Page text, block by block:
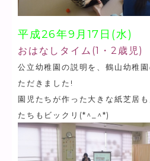
平成26年9月17日(水)
おはなしタイム(1・2歳児)
公立幼稚園の説明を、鶴山幼稚
ただきました!
園児たちが作った大きな紙芝居
たちもビックリ(*^_^*)